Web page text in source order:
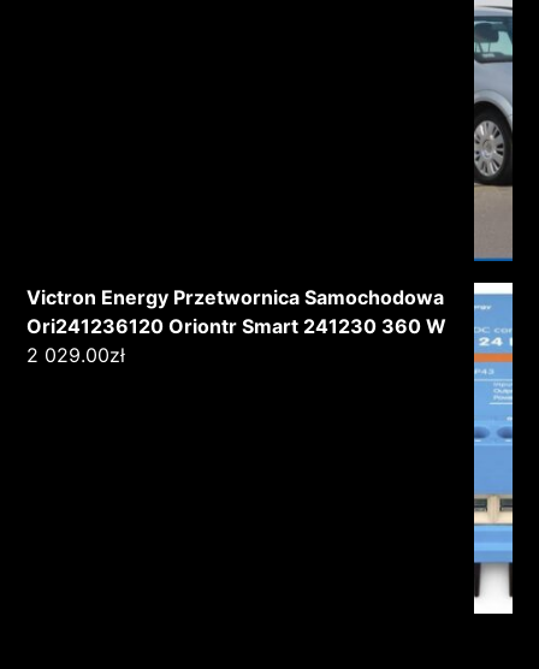
Victron Energy Przetwornica Samochodowa
Ori241236120 Oriontr Smart 241230 360 W
2 029.00zł